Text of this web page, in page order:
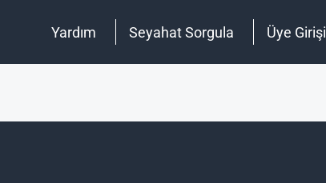
Yardım Seyahat Sorgula Üye Girişi